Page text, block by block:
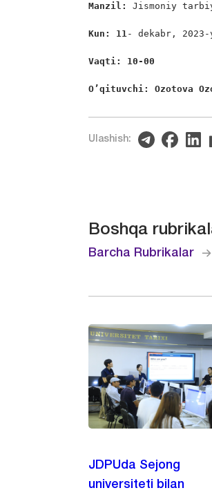
Manzil: Jismoniy
Kun: 11- dekabr,
Vaqti: 10-00
O’qituvchi: Ozotova
Ulashish:
Boshqa
Barcha Rubrikalar
JDPUda Sejong
universiteti bilan